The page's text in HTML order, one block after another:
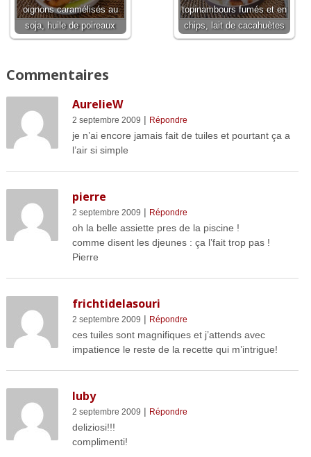
oignons caramélisés au
soja, huile de poireaux
topinambours fumés et en
chips, lait de cacahuètes
Commentaires
AurelieW
2 septembre 2009 | Répondre
je n’ai encore jamais fait de tuiles et pourtant ça a
l’air si simple
pierre
2 septembre 2009 | Répondre
oh la belle assiette pres de la piscine !
comme disent les djeunes : ça l’fait trop pas !
Pierre
frichtidelasouri
2 septembre 2009 | Répondre
ces tuiles sont magnifiques et j’attends avec
impatience le reste de la recette qui m’intrigue!
luby
2 septembre 2009 | Répondre
deliziosi!!!
complimenti!